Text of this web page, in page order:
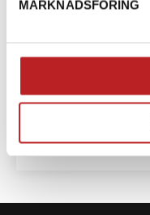
MARKNADSFÖRING
XTERRAIN RE
Den nya LFS-R-
PPS³-
Från 243 900 kr